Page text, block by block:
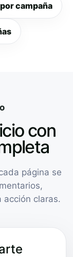
campaña
con
página se
acción claras.